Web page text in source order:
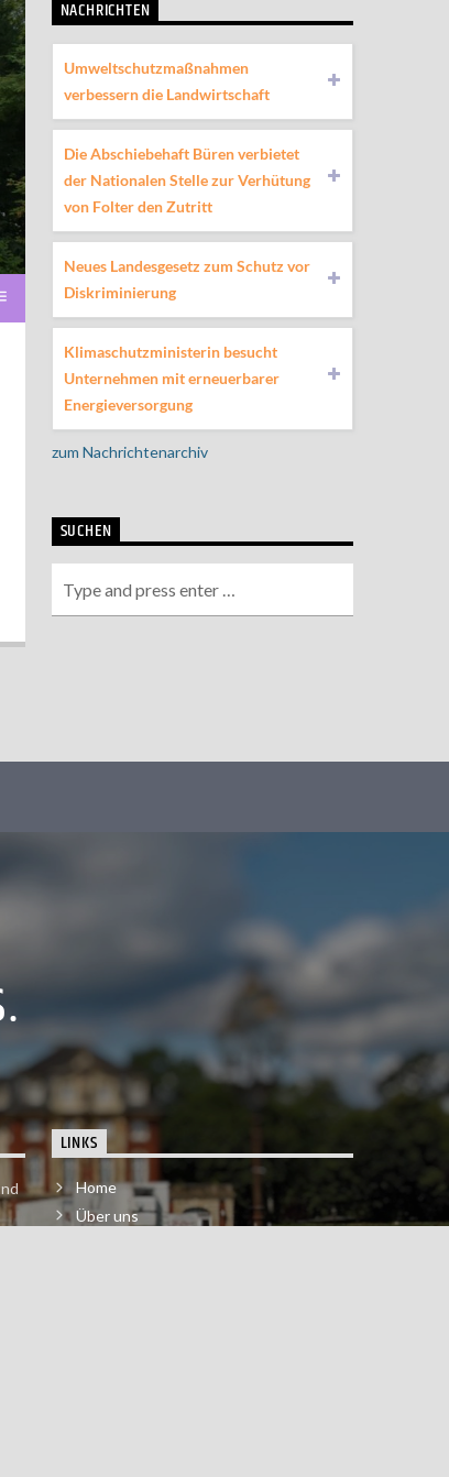
NACHRICHTEN
Umweltschutzmaßnahmen
verbessern die Landwirtschaft
Die Abschiebehaft Büren verbietet
der Nationalen Stelle zur Verhütung
von Folter den Zutritt
Neues Landesgesetz zum Schutz vor
Diskriminierung
Klimaschutzministerin besucht
Unternehmen mit erneuerbarer
Energieversorgung
zum Nachrichtenarchiv
SUCHEN
LINKS
Home
Über uns